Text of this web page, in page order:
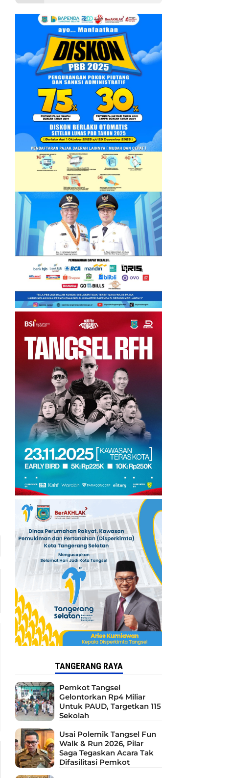
TANGERANG RAYA
Pemkot Tangsel
Gelontorkan Rp4 Miliar
Untuk PAUD, Targetkan 115
Sekolah
Usai Polemik Tangsel Fun
Walk & Run 2026, Pilar
Saga Tegaskan Acara Tak
Difasilitasi Pemkot